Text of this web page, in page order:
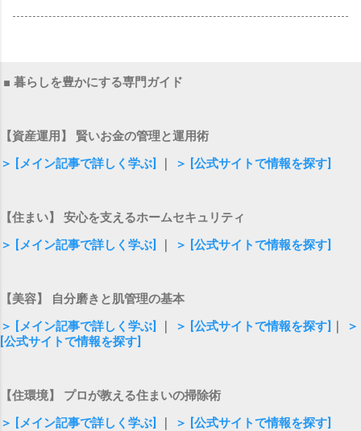
■ 暮らしを豊かにする専門ガイド
【資産運用】 賢いお金の管理と運用術
＞ [メイン記事で詳しく学ぶ]
＞ [公式サイトで情報を探す]
【住まい】 安心を支えるホームセキュリティ
＞ [メイン記事で詳しく学ぶ]
＞ [公式サイトで情報を探す]
【美容】 自分磨きと肌管理の基本
＞ [メイン記事で詳しく学ぶ]
＞ [公式サイトで情報を探す]
＞
[公式サイトで情報を探す]
【住環境】 プロが教える住まいの掃除術
＞ [メイン記事で詳しく学ぶ]
＞ [公式サイトで情報を探す]